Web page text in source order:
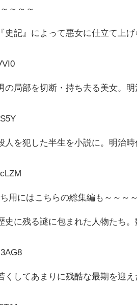
～～～
史記』によって悪女に仕立て上
の局部を切断・持ち去る美女。
人を犯した半生を小説に。明治
用にはこちらの総集編も～～～
史に残る謎に包まれた人物たち
くしてあまりに残酷な最期を迎